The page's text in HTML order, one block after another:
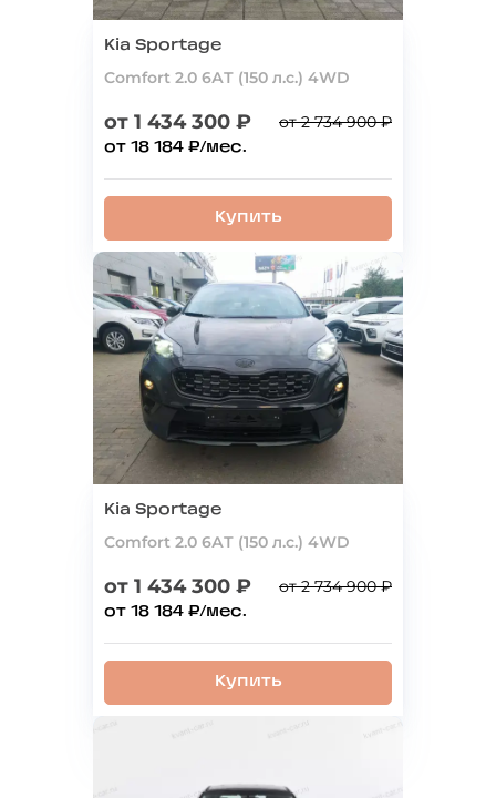
Kia Sportage
Comfort 2.0 6АТ (150 л.с.) 4WD
от 1 434 300 ₽ от 2 734 900 ₽
от 18 184 ₽/мес.
Купить
Kia Sportage
Comfort 2.0 6АТ (150 л.с.) 4WD
от 1 434 300 ₽ от 2 734 900 ₽
от 18 184 ₽/мес.
Купить